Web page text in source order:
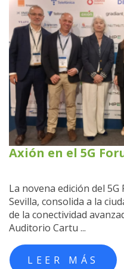
Axión en el 5G
La novena edición del 5G
Sevilla, consolida a la
de la conectividad
Auditorio Cartu ...
LEER MÁS